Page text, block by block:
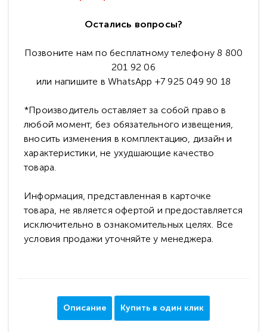
Остались вопросы?
Позвоните нам по бесплатному телефону 8 800
201 92 06
или напишите в WhatsApp +7 925 049 90 18
*Производитель оставляет за собой право в
любой момент, без обязательного извещения,
вносить изменения в комплектацию, дизайн и
характеристики, не ухудшающие качество
товара.
Информация, представленная в карточке
товара, не является офертой и предоставляется
исключительно в ознакомительных целях. Все
условия продажи уточняйте у менеджера.
Описание Купить в один клик